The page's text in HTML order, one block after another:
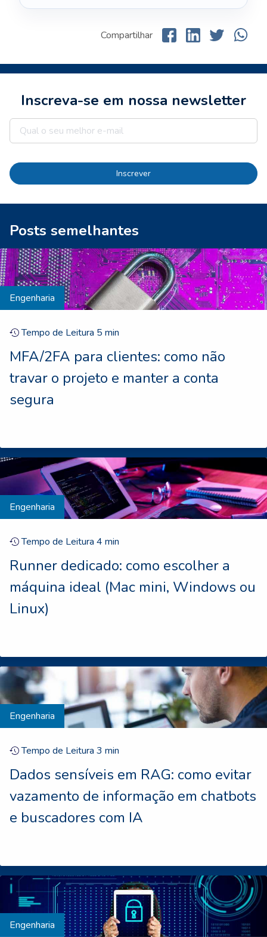
Compartilhar
Inscreva-se em nossa newsletter
Inscrever
Posts semelhantes
Engenharia
Tempo de Leitura 5 min
MFA/2FA para clientes: como não
travar o projeto e manter a conta
segura
Engenharia
Tempo de Leitura 4 min
Runner dedicado: como escolher a
máquina ideal (Mac mini, Windows ou
Linux)
Engenharia
Tempo de Leitura 3 min
Dados sensíveis em RAG: como evitar
vazamento de informação em chatbots
e buscadores com IA
Engenharia